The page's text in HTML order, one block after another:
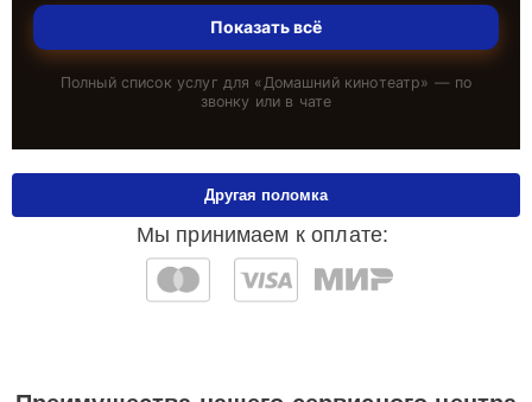
Показать всё
Полный список услуг для «Домашний кинотеатр» — по
звонку или в чате
Мы принимаем к оплате:
Другая поломка